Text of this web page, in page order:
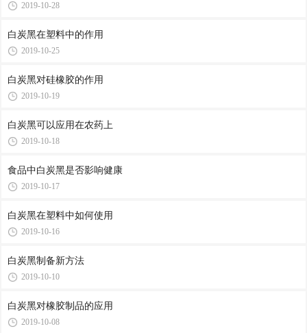
2019-10-28
白炭黑在塑料中的作用
2019-10-25
白炭黑对硅橡胶的作用
2019-10-19
白炭黑可以应用在农药上
2019-10-18
食品中白炭黑是否影响健康
2019-10-17
白炭黑在塑料中如何使用
2019-10-16
白炭黑制备新方法
2019-10-10
白炭黑对橡胶制品的应用
2019-10-08